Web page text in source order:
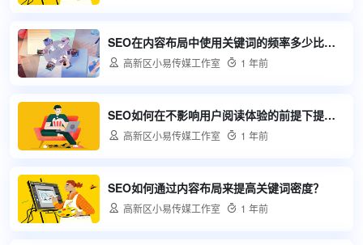
SEO在内容布局中使用关键词的频率多少比较合适？
 高新区小易传媒工作室  1 年前
SEO如何在不影响用户阅读体验的前提下提高关键词密度？
 高新区小易传媒工作室  1 年前
SEO如何通过内容布局来提高关键词密度？
 高新区小易传媒工作室  1 年前